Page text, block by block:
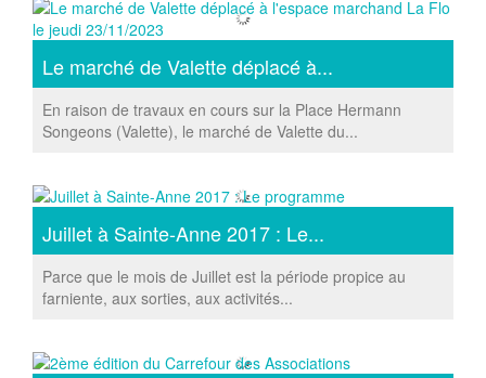
Le marché de Valette déplacé à...
En raison de travaux en cours sur la Place Hermann
Songeons (Valette), le marché de Valette du...
Juillet à Sainte-Anne 2017 : Le...
Parce que le mois de Juillet est la période propice au
farniente, aux sorties, aux activités...